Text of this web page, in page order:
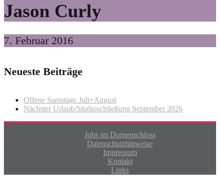
Jason Curly
7. Februar 2016
Neueste Beiträge
Offene Samstage Juli+August
Nächster Urlaub/Studioschließung September 2026
Jobs im Dornenschloss
Datenschutzhinweise
Impressum
Kontakt
Links